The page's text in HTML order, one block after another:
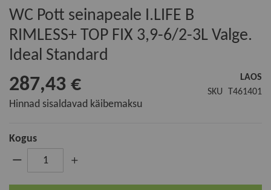
WC Pott seinapeale I.LIFE B
RIMLESS+ TOP FIX 3,9-6/2-3L Valge.
Ideal Standard
LAOS
SKU
T461401
287,43 €
Hinnad sisaldavad käibemaksu
Kogus
the
end
of
images
Skip
the
beginning
of
the
images
gallery